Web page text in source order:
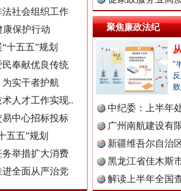
社会组织工作
康保护行动
十五五”规划
奉献优良传统
实干者护航
人才工作实现..
中心招标投标
五五”规划
举措扩大消费
全面从严治党
聚焦廉政法纪
"
中纪委：上半年
广州南航建设有
新疆维吾尔自治
黑龙江省佳木斯
解读上半年全国
公众新闻网.
公民新闻网.
公共新闻网.
处 潮起向未来 广州首